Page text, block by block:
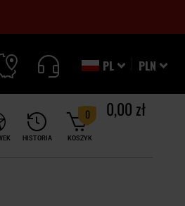
PLN
PL
HISTORIA KOSZYK
0 0,00 zł